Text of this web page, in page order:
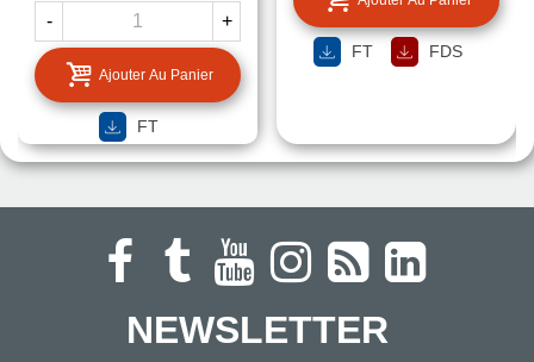
- +
Ajouter Au Panier
FT
FT FDS
NEWSLETTER